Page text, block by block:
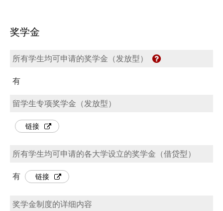
奖学金
所有学生均可申请的奖学金（发放型）
有
留学生专项奖学金（发放型）
链接
所有学生均可申请的各大学设立的奖学金（借贷型）
有 链接
奖学金制度的详细内容